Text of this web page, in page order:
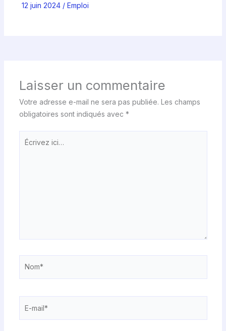
12 juin 2024 / Emploi
Laisser un commentaire
Votre adresse e-mail ne sera pas publiée. Les champs
obligatoires sont indiqués avec *
Écrivez
mail*